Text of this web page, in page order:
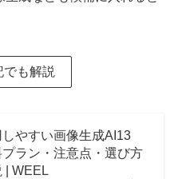
も解説
やすい画像生成AI13
ラン・注意点・選び方
| WEEL